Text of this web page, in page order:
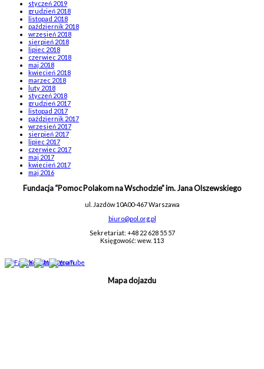
styczeń 2019
grudzień 2018
listopad 2018
październik 2018
wrzesień 2018
sierpień 2018
lipiec 2018
czerwiec 2018
maj 2018
kwiecień 2018
marzec 2018
luty 2018
styczeń 2018
grudzień 2017
listopad 2017
październik 2017
wrzesień 2017
sierpień 2017
lipiec 2017
czerwiec 2017
maj 2017
kwiecień 2017
maj 2016
Fundacja “Pomoc Polakom na Wschodzie” im. Jana Olszewskiego
ul. Jazdów 10A00-467 Warszawa
biuro@pol.org.pl
Sekretariat: +48 22 628 55 57
Księgowość: wew. 113
Mapa dojazdu